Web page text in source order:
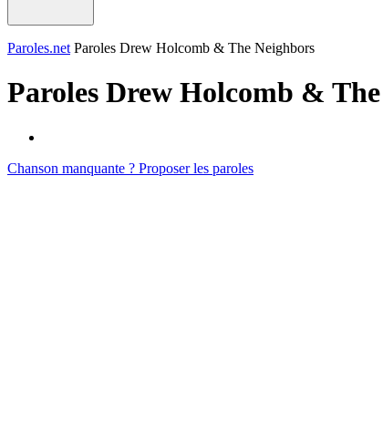
Paroles.net Paroles Drew Holcomb & The Neighbors
Paroles Drew Holcomb &
Chanson manquante ? Proposer les paroles